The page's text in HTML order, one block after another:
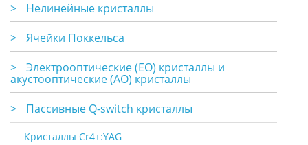
>
Нелинейные кристаллы
>
Ячейки Поккельса
>
Электрооптические (EO) кристаллы и
акустооптические (АО) кристаллы
>
Пассивные Q-switch кристаллы
Кристаллы Cr4+:YAG